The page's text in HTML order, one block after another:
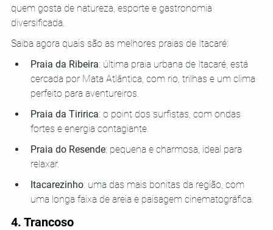
quem gosta de natureza, esporte e gastronomia
diversificada.
Saiba agora quais são as melhores praias de Itacaré:
Praia da Ribeira: última praia urbana de Itacaré, está
cercada por Mata Atlântica, com rio, trilhas e um clima
perfeito para aventureiros.
Praia da Tiririca: o point dos surfistas, com ondas
fortes e energia contagiante.
Praia do Resende: pequena e charmosa, ideal para
relaxar.
Itacarezinho: uma das mais bonitas da região, com
uma longa faixa de areia e paisagem cinematográfica.
4. Trancoso